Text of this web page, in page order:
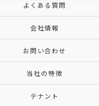
よくある質問
会社情報
お問い合わせ
当社の特徴
テナント